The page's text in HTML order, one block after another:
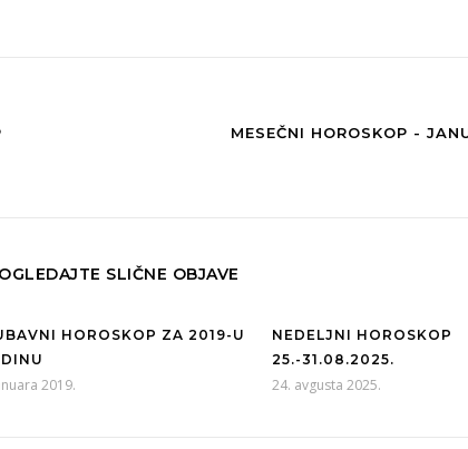
MESEČNI HOROSKOP -
SLIČNE OBJAVE
HOROSKOP ZA 2019-U
2019.
NEDELJNI HOROSKOP
25.-31.08.2025.
24. avgusta 2025.